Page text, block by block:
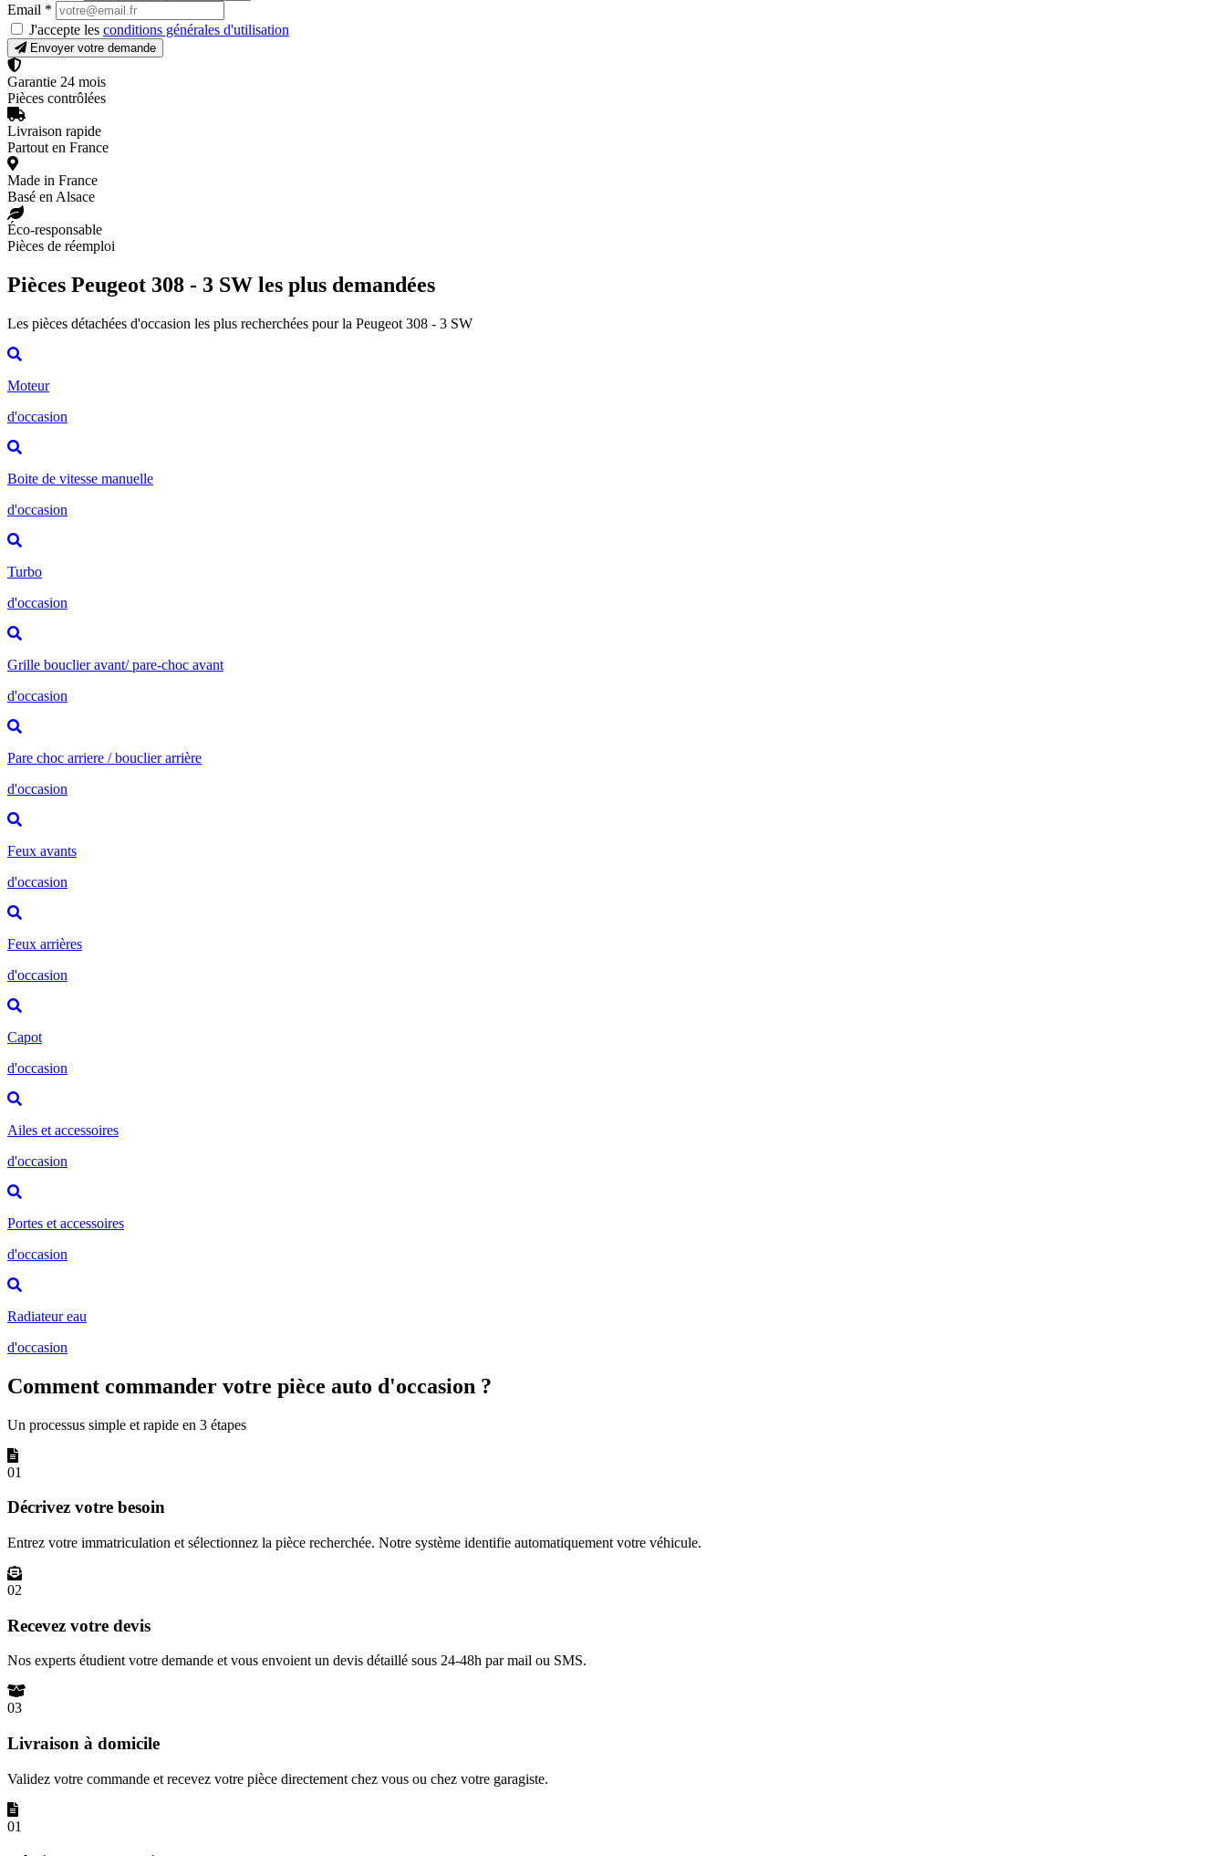
Email *
J'accepte les conditions générales d'utilisation
Envoyer votre demande
Garantie 24 mois
Pièces contrôlées
Livraison rapide
Partout en France
Made in France
Basé en Alsace
Éco-responsable
Pièces de réemploi
Pièces Peugeot 308 - 3 SW les plus demandées
Les pièces détachées d'occasion les plus recherchées pour la Peugeot 308 - 3 SW
Moteur
d'occasion
Boite de vitesse manuelle
d'occasion
Turbo
d'occasion
Grille bouclier avant/ pare-choc avant
d'occasion
Pare choc arriere / bouclier arrière
d'occasion
Feux avants
d'occasion
Feux arrières
d'occasion
Capot
d'occasion
Ailes et accessoires
d'occasion
Portes et accessoires
d'occasion
Radiateur eau
d'occasion
Comment commander votre pièce auto d'occasion ?
Un processus simple et rapide en 3 étapes
01
Décrivez votre besoin
Entrez votre immatriculation et sélectionnez la pièce recherchée. Notre système identifie automatiquement votre véhicule.
02
Recevez votre devis
Nos experts étudient votre demande et vous envoient un devis détaillé sous 24-48h par mail ou SMS.
03
Livraison à domicile
Validez votre commande et recevez votre pièce directement chez vous ou chez votre garagiste.
01